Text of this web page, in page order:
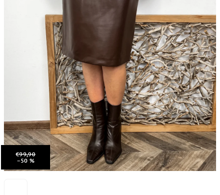
€99,90
–50 %